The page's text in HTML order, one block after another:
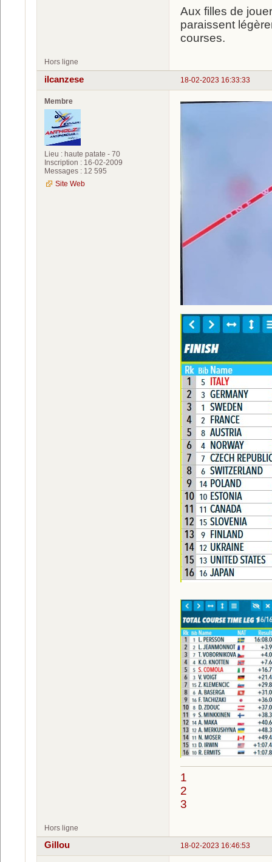
Aux filles de
paraissent
courses.
Hors ligne
18-02-2023 16:33:33
ilcanzese
Membre
Lieu : haute patate - 70
Inscription : 16-02-2009
Messages : 12 595
Site Web
1
2
3
Hors ligne
18-02-2023 16:46:53
Gillou